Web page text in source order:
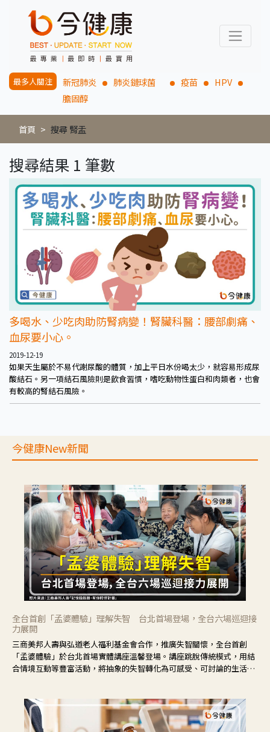
最多人關注 新冠肺炎 肺炎鏈球菌 疫苗
HPV
膽固醇
首頁 搜尋 腎盂
搜尋結果 1 筆數
多喝水、少吃肉助防腎病變！腎臟科醫：腰部劇痛、
血尿要小心。
2019-12-19
如果天生屬於不易代謝尿酸的體質，加上平日水份喝太少，就容易形成尿
酸結石。另一項結石風險則是飲食習慣，嗜吃動物性蛋白和肉類者，也會
有較高的腎結石風險。
今健康New新聞
全台首創「孟婆體驗」理解失智 台北首場登場，全台六場巡迴接
力展開
三商美邦人壽與弘道老人福利基金會合作，推廣失智關懷，全台首創
「孟婆體驗」於台北首場實體講座溫馨登場。講座跳脫傳統模式，用結
合情境互動等豐富活動，將抽象的失智轉化為可感受、可討論的生活情